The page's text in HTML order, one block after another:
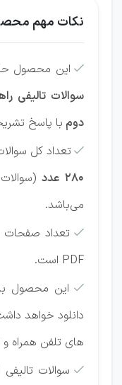
نکات مهم
 این محصول
سوالات تالیفی
دوم با پاسخ
 تعداد کل
280 عدد
می‌باشد.
 تعداد
PDF است.
 این محصول
دانلود خواهد
های تلفن همراه
 سوالات